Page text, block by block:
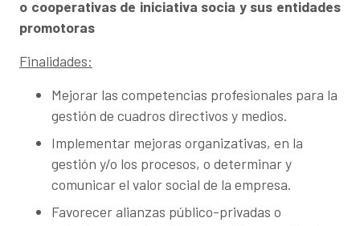
o cooperativas de iniciativa socia y sus entidades
promotoras
Finalidades:
Mejorar las competencias profesionales para la
gestión de cuadros directivos y medios.
Implementar mejoras organizativas, en la
gestión y/o los procesos, o determinar y
comunicar el valor social de la empresa.
Favorecer alianzas público-privadas o